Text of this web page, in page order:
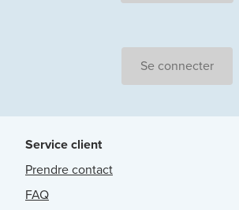
Se connecter
Service client
Prendre contact
FAQ